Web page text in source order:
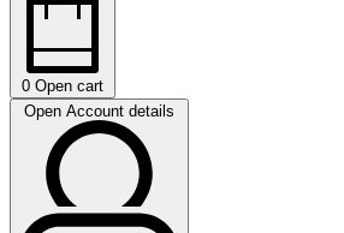
0 Open cart
Open Account details